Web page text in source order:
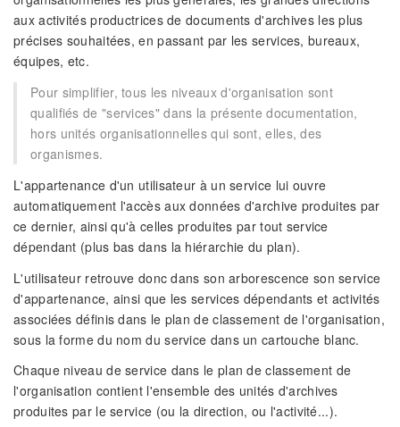
aux activités productrices de documents d'archives les plus
précises souhaitées, en passant par les services, bureaux,
équipes, etc.
Pour simplifier, tous les niveaux d'organisation sont
qualifiés de "services" dans la présente documentation,
hors unités organisationnelles qui sont, elles, des
organismes.
L'appartenance d'un utilisateur à un service lui ouvre
automatiquement l'accès aux données d'archive produites par
ce dernier, ainsi qu'à celles produites par tout service
dépendant (plus bas dans la hiérarchie du plan).
L'utilisateur retrouve donc dans son arborescence son service
d'appartenance, ainsi que les services dépendants et activités
associées définis dans le plan de classement de l'organisation,
sous la forme du nom du service dans un cartouche blanc.
Chaque niveau de service dans le plan de classement de
l'organisation contient l'ensemble des unités d'archives
produites par le service (ou la direction, ou l'activité...).